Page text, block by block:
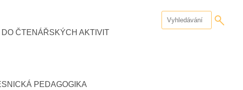
ČTENÁŘSKÝCH AKTIVIT
PEDAGOGIKA